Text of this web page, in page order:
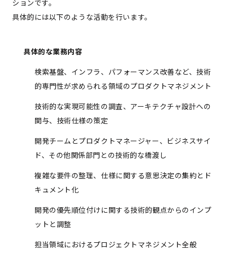
ションです。
具体的には以下のような活動を行います。
具体的な業務内容
検索基盤、インフラ、パフォーマンス改善など、技術
的専門性が求められる領域のプロダクトマネジメント
技術的な実現可能性の調査、アーキテクチャ設計への
関与、技術仕様の策定
開発チームとプロダクトマネージャー、ビジネスサイ
ド、その他関係部門との技術的な橋渡し
複雑な要件の整理、仕様に関する意思決定の集約とド
キュメント化
開発の優先順位付けに関する技術的観点からのインプ
ットと調整
担当領域におけるプロジェクトマネジメント全般